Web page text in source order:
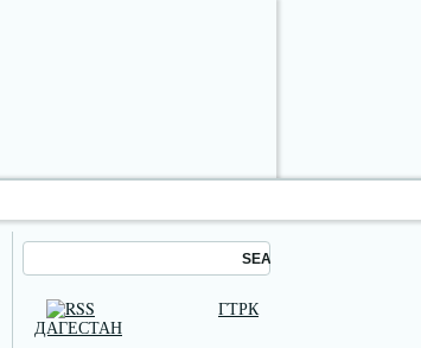
ГТРК
ДАГЕСТАН